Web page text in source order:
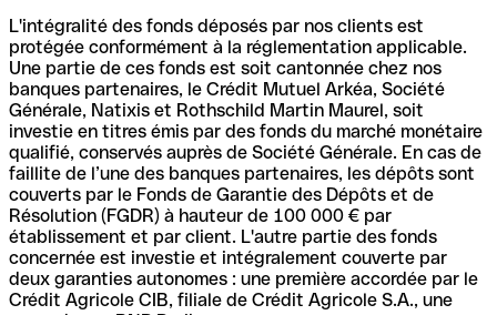
L'intégralité des fonds déposés par nos clients est
protégée conformément à la réglementation applicable.
Une partie de ces fonds est soit cantonnée chez nos
banques partenaires, le Crédit Mutuel Arkéa, Société
Générale, Natixis et Rothschild Martin Maurel, soit
investie en titres émis par des fonds du marché monétaire
qualifié, conservés auprès de Société Générale. En cas de
faillite de l’une des banques partenaires, les dépôts sont
couverts par le Fonds de Garantie des Dépôts et de
Résolution (FGDR) à hauteur de 100 000 € par
établissement et par client. L'autre partie des fonds
concernée est investie et intégralement couverte par
deux garanties autonomes : une première accordée par le
Crédit Agricole CIB, filiale de Crédit Agricole S.A., une